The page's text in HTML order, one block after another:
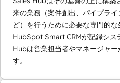
来の業務（案件創出、パイプラ
ど）を行うために必要な専門的な
HubSpot Smart CRMが記録シス
Hubは営業担当者やマネージャ
す。